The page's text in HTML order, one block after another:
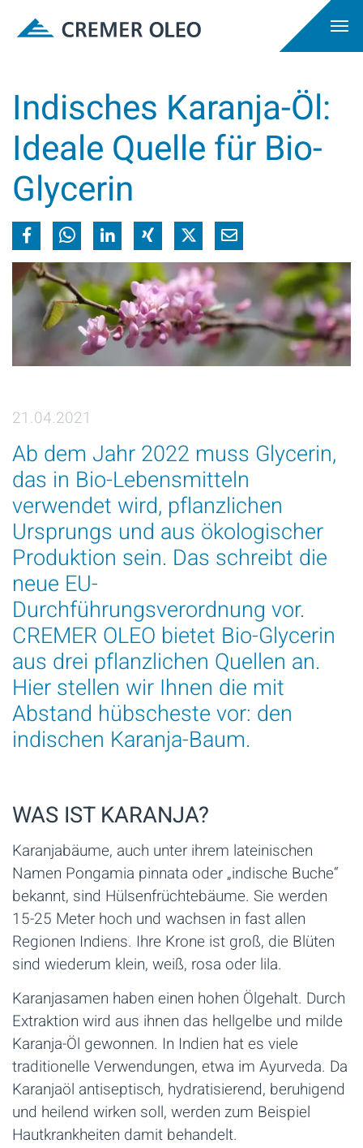
Indisches Karanja-Öl:
Ideale Quelle für Bio-
Glycerin
21.04.2021
Ab dem Jahr 2022 muss Glycerin,
das in Bio-Lebensmitteln
verwendet wird, pflanzlichen
Ursprungs und aus ökologischer
Produktion sein. Das schreibt die
neue EU-
Durchführungsverordnung vor.
CREMER OLEO bietet Bio-Glycerin
aus drei pflanzlichen Quellen an.
Hier stellen wir Ihnen die mit
Abstand hübscheste vor: den
indischen Karanja-Baum.
WAS IST KARANJA?
Karanjabäume, auch unter ihrem lateinischen
Namen Pongamia pinnata oder „indische Buche“
bekannt, sind Hülsenfrüchtebäume. Sie werden
15-25 Meter hoch und wachsen in fast allen
Regionen Indiens. Ihre Krone ist groß, die Blüten
sind wiederum klein, weiß, rosa oder lila.
Karanjasamen haben einen hohen Ölgehalt. Durch
Extraktion wird aus ihnen das hellgelbe und milde
Karanja-Öl gewonnen. In Indien hat es viele
traditionelle Verwendungen, etwa im Ayurveda. Da
Karanjaöl antiseptisch, hydratisierend, beruhigend
und heilend wirken soll, werden zum Beispiel
Hautkrankheiten damit behandelt.